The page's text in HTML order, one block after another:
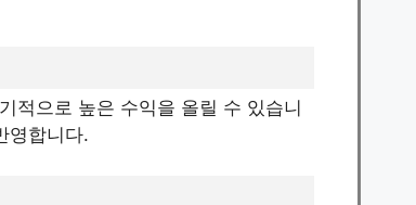
적으로 높은 수익을 올릴 수 있습니
영합니다.